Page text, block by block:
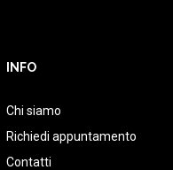
INFO
Chi siamo
Richiedi appuntamento
Contatti